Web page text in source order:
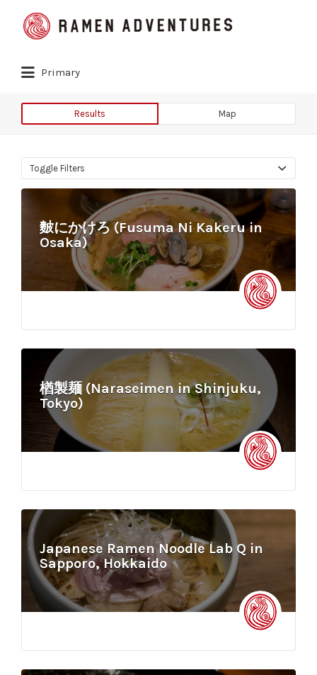
Search
for:
Primary
Results Map
Toggle Filters
麬にかけろ (Fusuma Ni Kakeru in
Osaka)
楢製麺 (Naraseimen in Shinjuku,
Tokyo)
Japanese Ramen Noodle Lab Q in
Sapporo, Hokkaido